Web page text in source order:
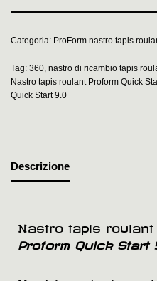
Categoria: ProForm nastro tapis
Tag: 360, nastro di ricambio tapis
Nastro tapis roulant Proform Quick
Quick Start 9.0
Descrizione
Nastro tapis
Proform Quick Start